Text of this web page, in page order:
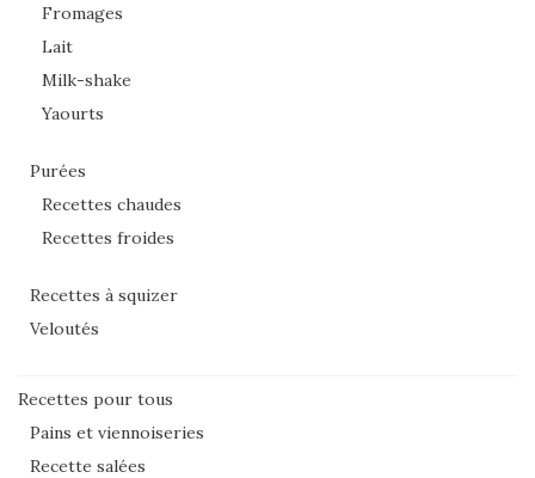
Fromages
Lait
Milk-shake
Yaourts
Purées
Recettes chaudes
Recettes froides
Recettes à squizer
Veloutés
Recettes pour tous
Pains et viennoiseries
Recette salées